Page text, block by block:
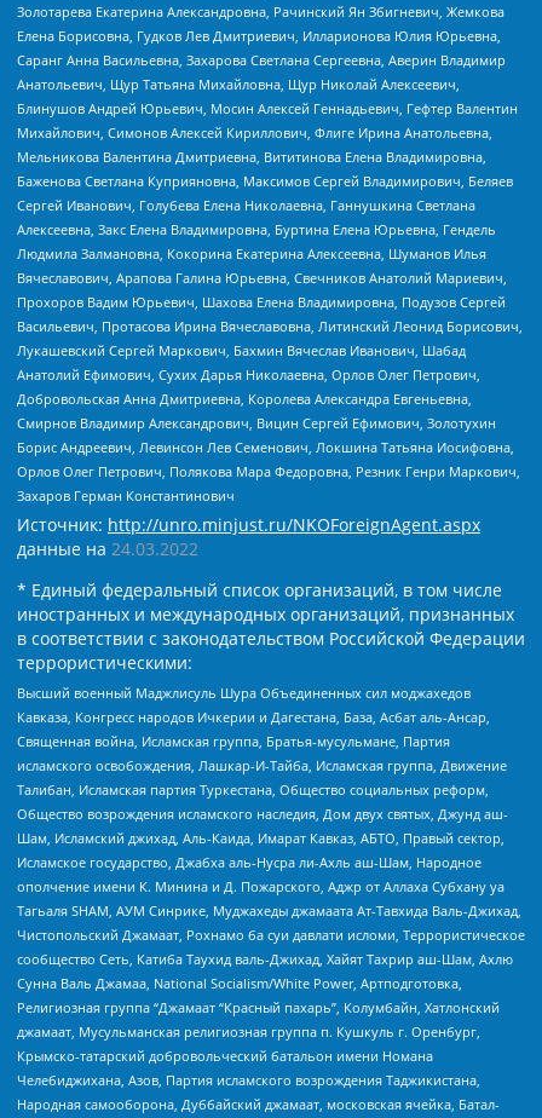
Золотарева Екатерина Александровна, Рачинский Ян Збигневич, Жемкова
Елена Борисовна, Гудков Лев Дмитриевич, Илларионова Юлия Юрьевна,
Саранг Анна Васильевна, Захарова Светлана Сергеевна, Аверин Владимир
Анатольевич, Щур Татьяна Михайловна, Щур Николай Алексеевич,
Блинушов Андрей Юрьевич, Мосин Алексей Геннадьевич, Гефтер Валентин
Михайлович, Симонов Алексей Кириллович, Флиге Ирина Анатольевна,
Мельникова Валентина Дмитриевна, Вититинова Елена Владимировна,
Баженова Светлана Куприяновна, Максимов Сергей Владимирович, Беляев
Сергей Иванович, Голубева Елена Николаевна, Ганнушкина Светлана
Алексеевна, Закс Елена Владимировна, Буртина Елена Юрьевна, Гендель
Людмила Залмановна, Кокорина Екатерина Алексеевна, Шуманов Илья
Вячеславович, Арапова Галина Юрьевна, Свечников Анатолий Мариевич,
Прохоров Вадим Юрьевич, Шахова Елена Владимировна, Подузов Сергей
Васильевич, Протасова Ирина Вячеславовна, Литинский Леонид Борисович,
Лукашевский Сергей Маркович, Бахмин Вячеслав Иванович, Шабад
Анатолий Ефимович, Сухих Дарья Николаевна, Орлов Олег Петрович,
Добровольская Анна Дмитриевна, Королева Александра Евгеньевна,
Смирнов Владимир Александрович, Вицин Сергей Ефимович, Золотухин
Борис Андреевич, Левинсон Лев Семенович, Локшина Татьяна Иосифовна,
Орлов Олег Петрович, Полякова Мара Федоровна, Резник Генри Маркович,
Захаров Герман Константинович
Источник: http://unro.minjust.ru/NKOForeignAgent.aspx
данные на 24.03.2022
* Единый федеральный список организаций, в том числе
иностранных и международных организаций, признанных
в соответствии с законодательством Российской Федерации
террористическими:
Высший военный Маджлисуль Шура Объединенных сил моджахедов
Кавказа, Конгресс народов Ичкерии и Дагестана, База, Асбат аль-Ансар,
Священная война, Исламская группа, Братья-мусульмане, Партия
исламского освобождения, Лашкар-И-Тайба, Исламская группа, Движение
Талибан, Исламская партия Туркестана, Общество социальных реформ,
Общество возрождения исламского наследия, Дом двух святых, Джунд аш-
Шам, Исламский джихад, Аль-Каида, Имарат Кавказ, АБТО, Правый сектор,
Исламское государство, Джабха аль-Нусра ли-Ахль аш-Шам, Народное
ополчение имени К. Минина и Д. Пожарского, Аджр от Аллаха Субхану уа
Тагьаля SHAM, АУМ Синрике, Муджахеды джамаата Ат-Тавхида Валь-Джихад,
Чистопольский Джамаат, Рохнамо ба суи давлати исломи, Террористическое
сообщество Сеть, Катиба Таухид валь-Джихад, Хайят Тахрир аш-Шам, Ахлю
Сунна Валь Джамаа, National Socialism/White Power, Артподготовка,
Религиозная группа “Джамаат “Красный пахарь”, Колумбайн, Хатлонский
джамаат, Мусульманская религиозная группа п. Кушкуль г. Оренбург,
Крымско-татарский добровольческий батальон имени Номана
Челебиджихана, Азов, Партия исламского возрождения Таджикистана,
Народная самооборона, Дуббайский джамаат, московская ячейка, Батал-